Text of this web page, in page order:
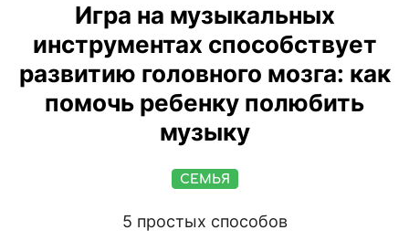
Игра на музыкальных
инструментах способствует
развитию головного мозга: как
помочь ребенку полюбить
музыку
СЕМЬЯ
5 простых способов